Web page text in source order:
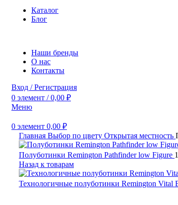
Каталог
Блог
Наши бренды
О нас
Контакты
Вход / Регистрация
0 элемент / 0,00 ₽
Меню
0 элемент 0,00 ₽
Главная Выбор по цвету Открытая местность
Полуботинки Remington Pathfinder low Figure
Назад к товарам
Технологичные полуботинки Remington Vital